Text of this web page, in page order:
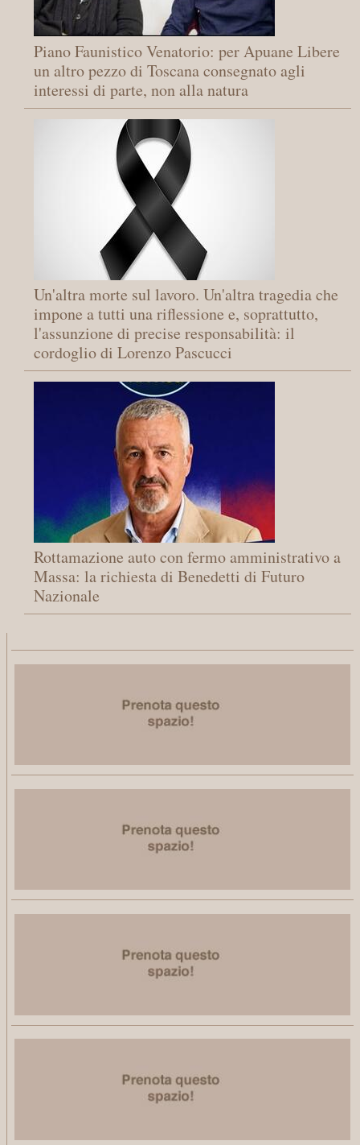
Piano Faunistico Venatorio: per Apuane Libere
un altro pezzo di Toscana consegnato agli
interessi di parte, non alla natura
Un'altra morte sul lavoro. Un'altra tragedia che
impone a tutti una riflessione e, soprattutto,
l'assunzione di precise responsabilità: il
cordoglio di Lorenzo Pascucci
Rottamazione auto con fermo amministrativo a
Massa: la richiesta di Benedetti di Futuro
Nazionale